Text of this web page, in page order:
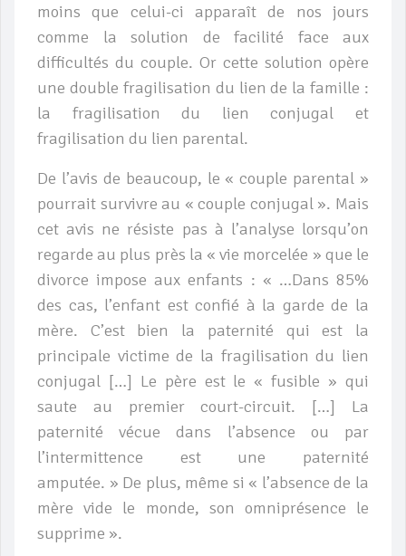
moins que celui-ci apparaît de nos jours
comme la solution de facilité face aux
difficultés du couple. Or cette solution opère
une double fragilisation du lien de la famille :
la fragilisation du lien conjugal et
fragilisation du lien parental.
De l’avis de beaucoup, le « couple parental »
pourrait survivre au « couple conjugal ». Mais
cet avis ne résiste pas à l’analyse lorsqu’on
regarde au plus près la « vie morcelée » que le
divorce impose aux enfants : « …Dans 85%
des cas, l’enfant est confié à la garde de la
mère. C’est bien la paternité qui est la
principale victime de la fragilisation du lien
conjugal […] Le père est le « fusible » qui
saute au premier court-circuit. […] La
paternité vécue dans l’absence ou par
l’intermittence est une paternité
amputée. » De plus, même si « l’absence de la
mère vide le monde, son omniprésence le
supprime ».